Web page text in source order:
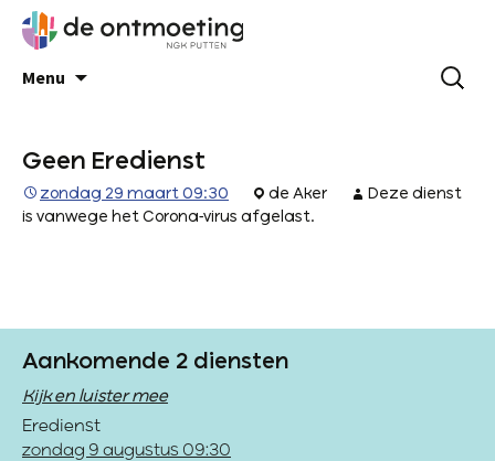
Menu
Geen Eredienst
zondag 29 maart 09:30 de Aker
Deze dienst
is vanwege het Corona-virus afgelast.
Aankomende 2 diensten
Kijk en luister mee
Eredienst
zondag 9 augustus 09:30